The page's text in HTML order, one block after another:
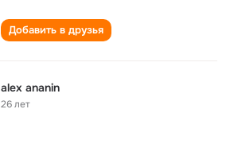
Добавить в друзья
alex ananin
26 лет